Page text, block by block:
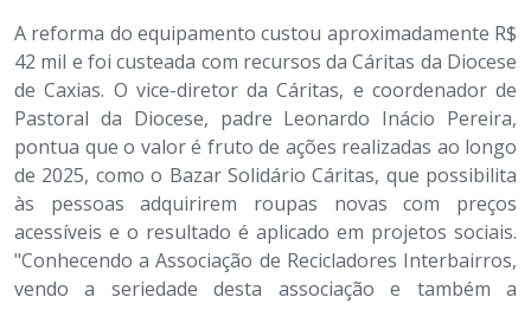
A reforma do equipamento custou aproximadamente R$
42 mil e foi custeada com recursos da Cáritas da Diocese
de Caxias. O vice-diretor da Cáritas, e coordenador de
Pastoral da Diocese, padre Leonardo Inácio Pereira,
pontua que o valor é fruto de ações realizadas ao longo
de 2025, como o Bazar Solidário Cáritas, que possibilita
às pessoas adquirirem roupas novas com preços
acessíveis e o resultado é aplicado em projetos sociais.
"Conhecendo a Associação de Recicladores Interbairros,
vendo a seriedade desta associação e também a